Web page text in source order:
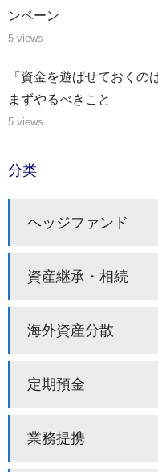
ンペーン
5 views
「資金を遊ばせておく
まずやるべきこと
5 views
分类
ヘッジファンド
資産継承・相続
海外資産分散
定期預金
業務提携